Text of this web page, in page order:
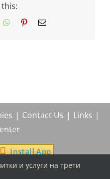
WhatsApp
PinterestEmail
Contact Us
Links
Install App
и услуги на трети